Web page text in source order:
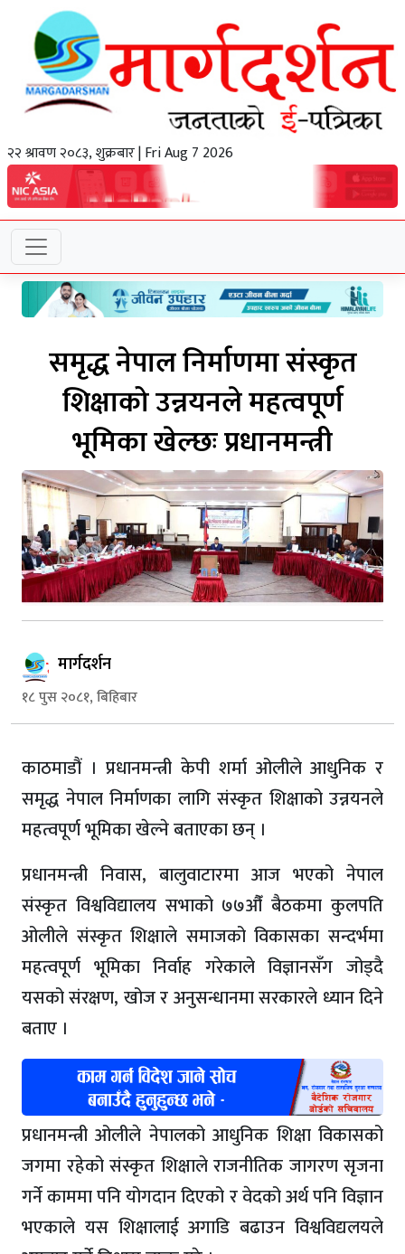
२२ श्रावण २०८३, शुक्रबार | Fri Aug 7 2026
समृद्ध नेपाल निर्माणमा संस्कृत
शिक्षाको उन्नयनले महत्वपूर्ण
भूमिका खेल्छः प्रधानमन्त्री
मार्गदर्शन
१८ पुस २०८१, बिहिबार
काठमाडौं । प्रधानमन्त्री केपी शर्मा ओलीले आधुनिक र
समृद्ध नेपाल निर्माणका लागि संस्कृत शिक्षाको उन्नयनले
महत्वपूर्ण भूमिका खेल्ने बताएका छन् ।
प्रधानमन्त्री निवास, बालुवाटारमा आज भएको नेपाल
संस्कृत विश्वविद्यालय सभाको ७७औँ बैठकमा कुलपति
ओलीले संस्कृत शिक्षाले समाजको विकासका सन्दर्भमा
महत्वपूर्ण भूमिका निर्वाह गरेकाले विज्ञानसँग जोड्दै
यसको संरक्षण, खोज र अनुसन्धानमा सरकारले ध्यान दिने
बताए ।
प्रधानमन्त्री ओलीले नेपालको आधुनिक शिक्षा विकासको
जगमा रहेको संस्कृत शिक्षाले राजनीतिक जागरण सृजना
गर्ने काममा पनि योगदान दिएको र वेदको अर्थ पनि विज्ञान
भएकाले यस शिक्षालाई अगाडि बढाउन विश्वविद्यलयले